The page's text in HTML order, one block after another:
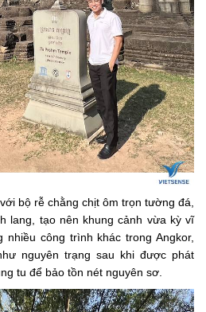
bộ rễ chằng chịt ôm trọn tường đá,
lang, tạo nên khung cảnh vừa kỳ vĩ
công trình khác trong Angkor,
nguyên trạng sau khi được phát
tu để bảo tồn nét nguyên sơ.